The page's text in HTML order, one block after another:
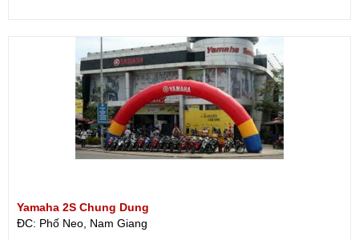
Yamaha 2S Chung Dung
ĐC: Phố Neo, Nam Giang